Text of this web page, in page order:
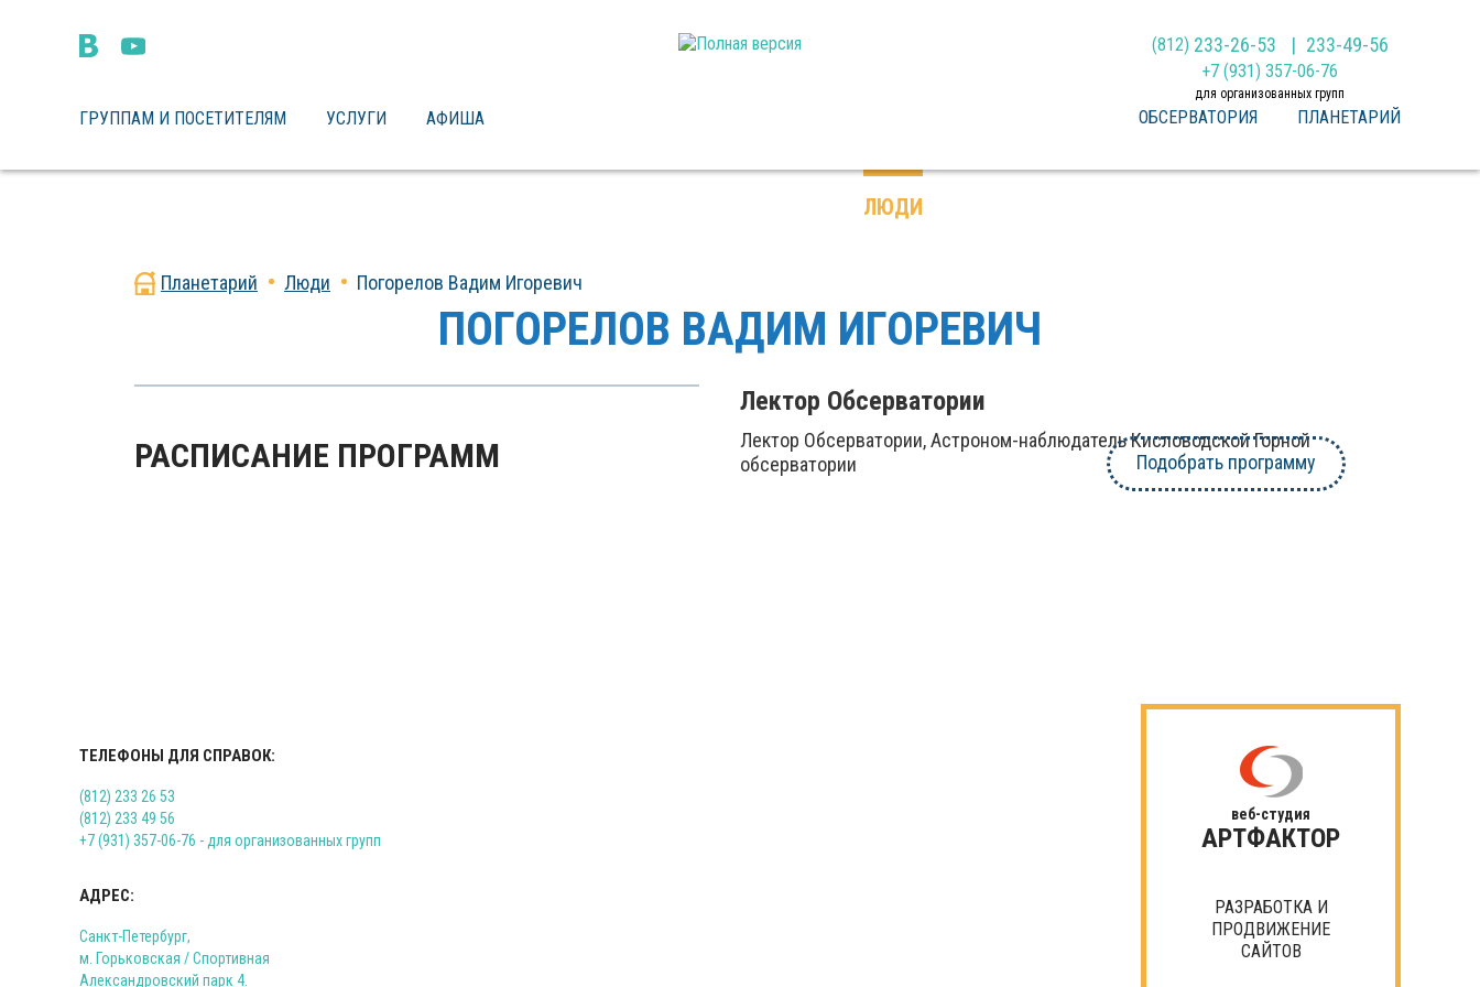
ГРУППАМ И ПОСЕТИТЕЛЯМ УСЛУГИ АФИША
(812) 233-26-53 233-49-56
+7 (931) 357-06-76
для организованных групп
ОБСЕРВАТОРИЯ ПЛАНЕТАРИЙ
ЛЮДИ
Планетарий Люди Погорелов Вадим Игоревич
ПОГОРЕЛОВ ВАДИМ ИГОРЕВИЧ
Лектор Обсерватории
Лектор Обсерватории, Астроном-наблюдатель Кисловодской Горной
обсерватории
РАСПИСАНИЕ ПРОГРАММ Подобрать программу
ТЕЛЕФОНЫ ДЛЯ СПРАВОК:
(812) 233 26 53
(812) 233 49 56
+7 (931) 357-06-76 - для организованных групп
АДРЕС:
Санкт-Петербург,
м. Горьковская / Спортивная
Александровский парк 4.
веб-студия
АРТФАКТОР
РАЗРАБОТКА И
ПРОДВИЖЕНИЕ
САЙТОВ